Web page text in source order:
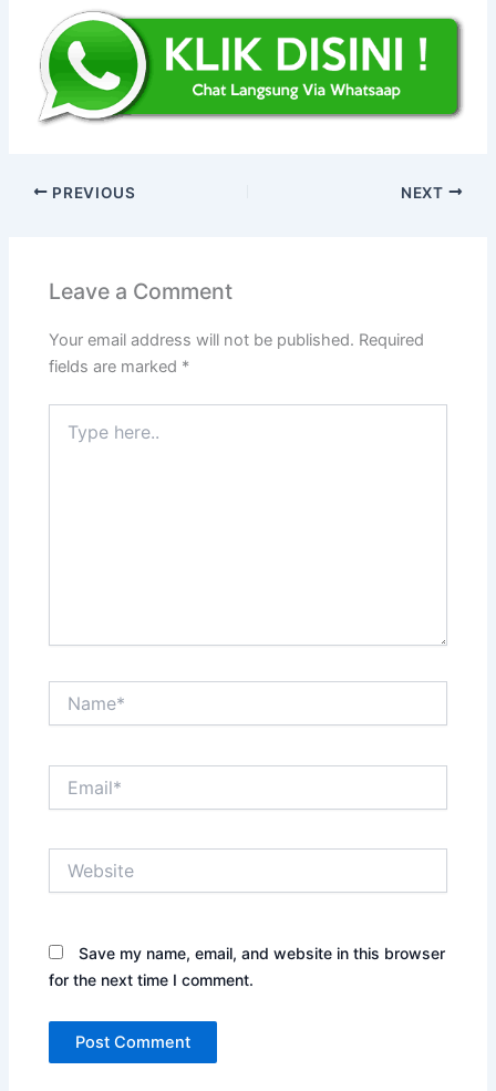
PREVIOUS NEXT
Leave a Comment
Your email address will not be published. Required
fields are marked *
here..
Save my name, email, and website in this browser
for the next time I comment.